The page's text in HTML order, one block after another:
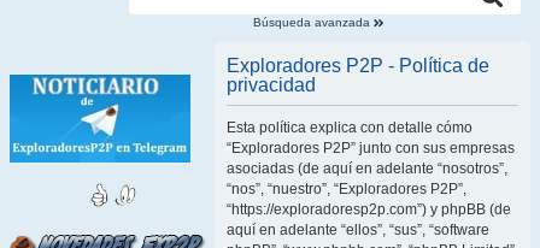
Búsqueda avanzada
Exploradores P2P - Política de
privacidad
Esta política explica con detalle cómo
“Exploradores P2P” junto con sus empresas
asociadas (de aquí en adelante “nosotros”,
“nos”, “nuestro”, “Exploradores P2P”,
“https://exploradoresp2p.com”) y phpBB (de
aquí en adelante “ellos”, “sus”, “software